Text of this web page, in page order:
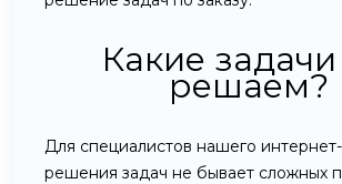
Какие
решаем?
Для специалистов нашего
решения задач не бывает сложных